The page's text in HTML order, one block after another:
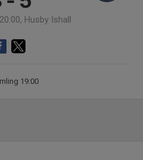
Husby Ishall
19:00